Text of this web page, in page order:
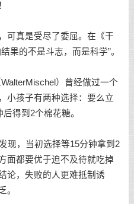
真是受尽了委屈。在《干
果的不是斗志，而是科学”。
）曾经做过一个
小孩子有两种选择：要么立
得到2个棉花糖。
，当初选择等15分钟拿到2
面都要优于迫不及待就吃掉
论，失败的人更难抵制诱
。